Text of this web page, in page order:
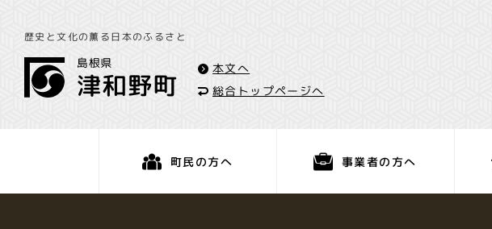
歴史と文化の薫る日本のふるさと
本文へ
総合トップページへ
町民の方へ 事業者の方へ